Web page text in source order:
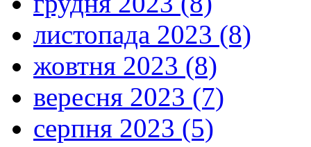
листопада 2023 (8)
жовтня 2023 (8)
вересня 2023 (7)
серпня 2023 (5)